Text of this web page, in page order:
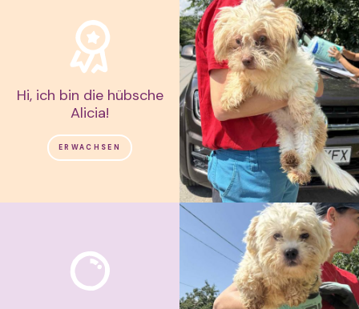
Hi, ich bin die hübsche
Alicia!
ERWACHSEN